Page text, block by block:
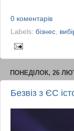
0 коментарів
Labels: бізнес,
ПОНЕДІЛОК, 26
Безвіз з ЄС